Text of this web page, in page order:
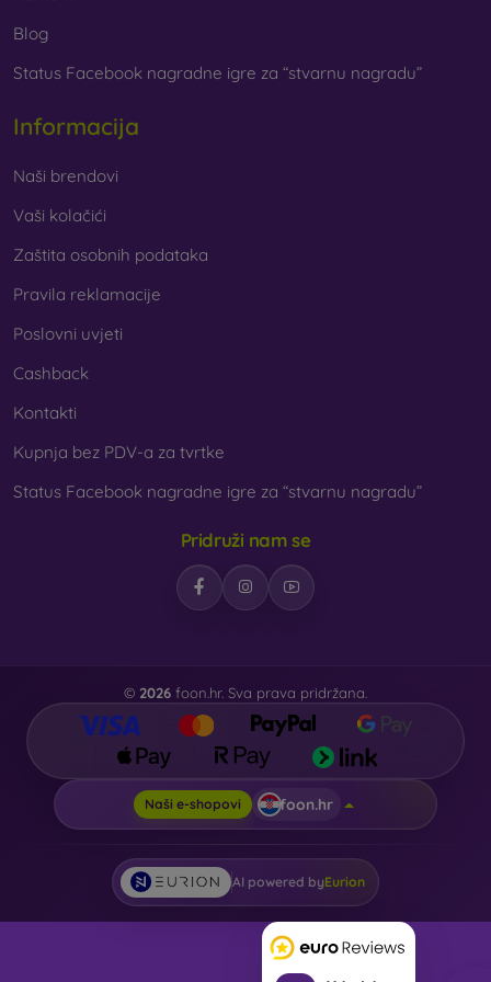
Blog
Status Facebook nagradne igre za “stvarnu nagradu”
Informacija
Naši brendovi
Vaši kolačići
Zaštita osobnih podataka
Pravila reklamacije
Poslovni uvjeti
Cashback
Kontakti
Kupnja bez PDV-a za tvrtke
Status Facebook nagradne igre za “stvarnu nagradu”
Pridruži nam se
© 2026 foon.hr. Sva prava pridržana.
Naši e-shopovi foon.hr
AI powered byEurion